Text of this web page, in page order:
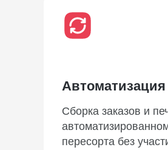
Сборка заказов и
пересорта без